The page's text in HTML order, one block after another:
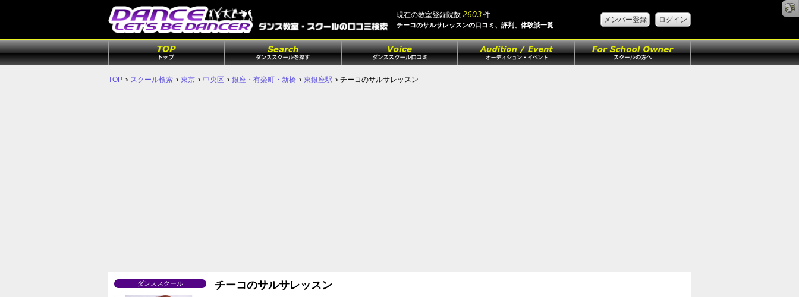
現在の教室登録院数 2603件
チーコのサルサレッスンの口コミ、評判、体験談一覧
メンバー登録 ログイン
TOP スクール検索 東京 中央区 銀座・有楽町・新橋 東銀座駅 チーコのサルサレッスン
ダンススクール チーコのサルサレッスン